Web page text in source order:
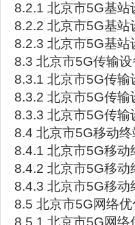
8.2.1 北京市5G基站
8.2.2 北京市5G基站
8.2.3 北京市5G基站
8.3 北京市5G传输
8.3.1 北京市5G传输
8.3.2 北京市5G传输
8.3.3 北京市5G传输
8.4 北京市5G移动
8.4.1 北京市5G移动
8.4.2 北京市5G移动
8.4.3 北京市5G移动
8.5 北京市5G网络
8.5.1 北京市5G网络